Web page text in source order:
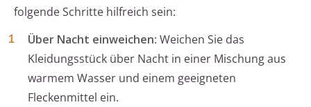
folgende Schritte hilfreich sein:
Über Nacht einweichen: Weichen Sie das
Kleidungsstück über Nacht in einer Mischung aus
warmem Wasser und einem geeigneten
Fleckenmittel ein.